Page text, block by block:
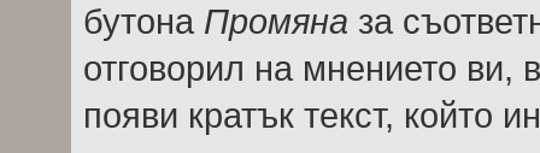
бутона Промяна за
отговорил на мнението
появи кратък текст, който